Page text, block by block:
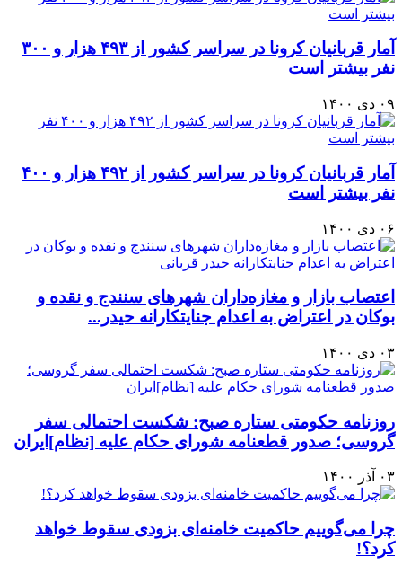
آمار قربانيان كرونا در سراسر كشور از ۴۹۳ هزار و ۳۰۰
نفر بيشتر است
۰۹ دی ۱۴۰۰
آمار قربانيان كرونا در سراسر كشور از ۴۹۲ هزار و ۴۰۰
نفر بيشتر است
۰۶ دی ۱۴۰۰
اعتصاب بازار و مغازه‌داران شهرهای سنندج و نقده و
بوكان در اعتراض به اعدام جنایتکارانه حیدر...
۰۳ دی ۱۴۰۰
روزنامه حکومتی ستاره صبح: شکست احتمالی سفر
گروسی؛ صدور قطعنامه شورای حکام علیه [نظام]ایران
۰۳ آذر ۱۴۰۰
چرا می‌گوییم حاکمیت خامنه‌ای بزودی سقوط خواهد
کرد؟!